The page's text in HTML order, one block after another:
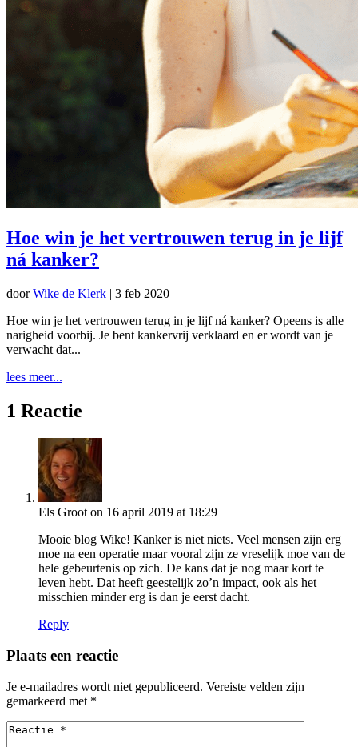
Hoe win je het vertrouwen terug in je lijf
ná kanker?
doorWike de Klerk | 3 feb 2020
Hoe win je het vertrouwen terug in je lijf ná kanker? Opeens is alle
narigheid voorbij. Je bent kankervrij verklaard en er wordt van je
verwacht dat...
lees meer...
1 Reactie
Els Groot on 16 april 2019 at 18:29
Mooie blog Wike! Kanker is niet niets. Veel mensen zijn erg
moe na een operatie maar vooral zijn ze vreselijk moe van de
hele gebeurtenis op zich. De kans dat je nog maar kort te
leven hebt. Dat heeft geestelijk zo’n impact, ook als het
misschien minder erg is dan je eerst dacht.
Reply
Plaats een reactie
Je e-mailadres wordt niet gepubliceerd. Vereiste velden zijn
gemarkeerd met *